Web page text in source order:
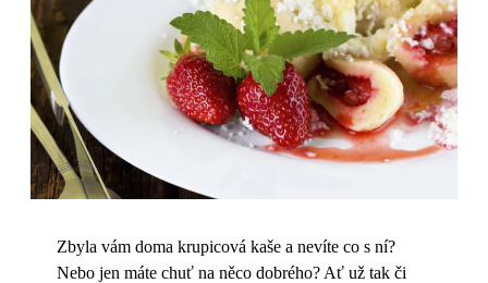
Zbyla vám doma krupicová kaše a nevíte co s ní?
Nebo jen máte chuť na něco dobrého? Ať už tak či